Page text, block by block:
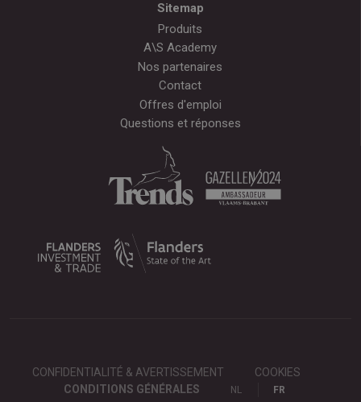
Sitemap
Produits
A\S Academy
Nos partenaires
Contact
Offres d'emploi
Questions et réponses
CONFIDENTIALITÉ & AVERTISSEMENT
COOKIES
CONDITIONS GÉNÉRALES
NL FR